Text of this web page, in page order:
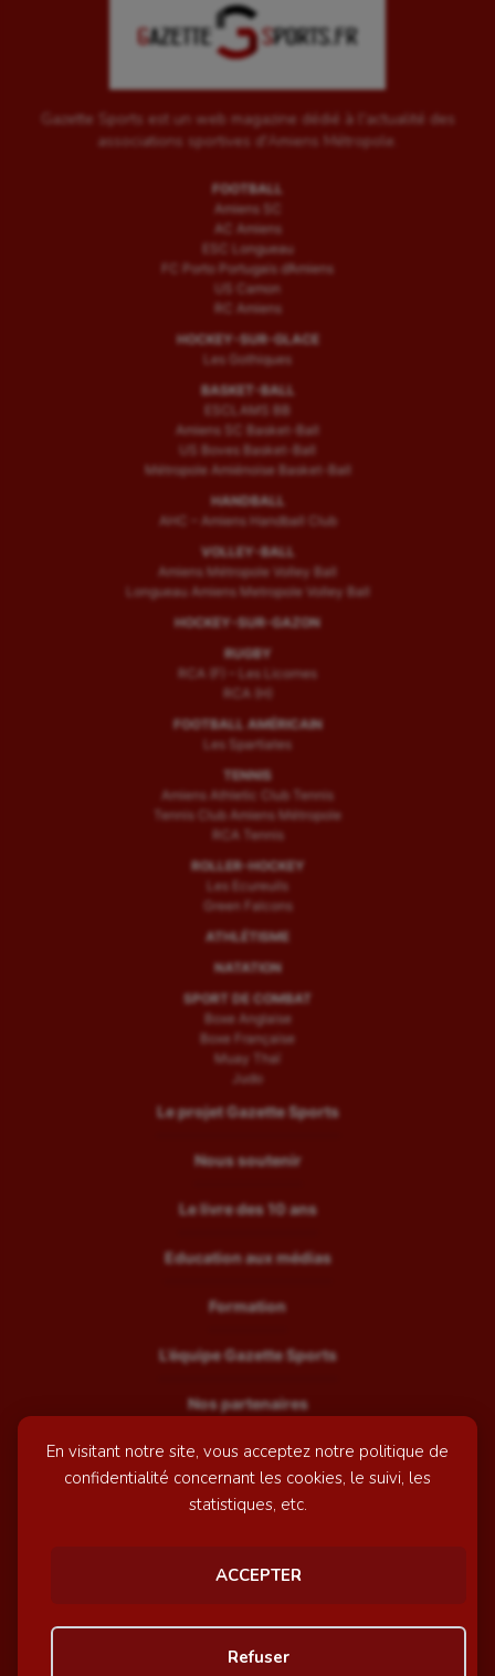
En visitant notre site, vous acceptez notre politique de
confidentialité concernant les cookies, le suivi, les
statistiques, etc.
ACCEPTER
Refuser
Gazette Sports est un web magazine dédié à l'actualité des
associations sportives d'Amiens Métropole.
FOOTBALL
Amiens SC
AC Amiens
ESC Longueau
FC Porto Portugais d’Amiens
US Camon
RC Amiens
HOCKEY-SUR-GLACE
Les Gothiques
BASKET-BALL
ESCLAMS BB
Amiens SC Basket-Ball
US Boves Basket-Ball
Métropole Amiénoise Basket-Ball
HANDBALL
AHC – Amiens Handball Club
VOLLEY-BALL
Amiens Métropole Volley Ball
Longueau Amiens Metropole Volley Ball
HOCKEY-SUR-GAZON
RUGBY
RCA (F) – Les Licornes
RCA (H)
FOOTBALL AMÉRICAIN
Les Spartiates
TENNIS
Amiens Athletic Club Tennis
Tennis Club Amiens Métropole
RCA Tennis
ROLLER-HOCKEY
Les Ecureuils
Green Falcons
ATHLÉTISME
NATATION
SPORT DE COMBAT
Boxe Anglaise
Boxe Française
Muay Thaï
Judo
Le projet Gazette Sports
Nous soutenir
Le livre des 10 ans
Education aux médias
Formation
L’équipe Gazette Sports
Nos partenaires
Recrutement
Mentions légales
© GazetteSports - 2026 | Site internet réalisé par
Awelty